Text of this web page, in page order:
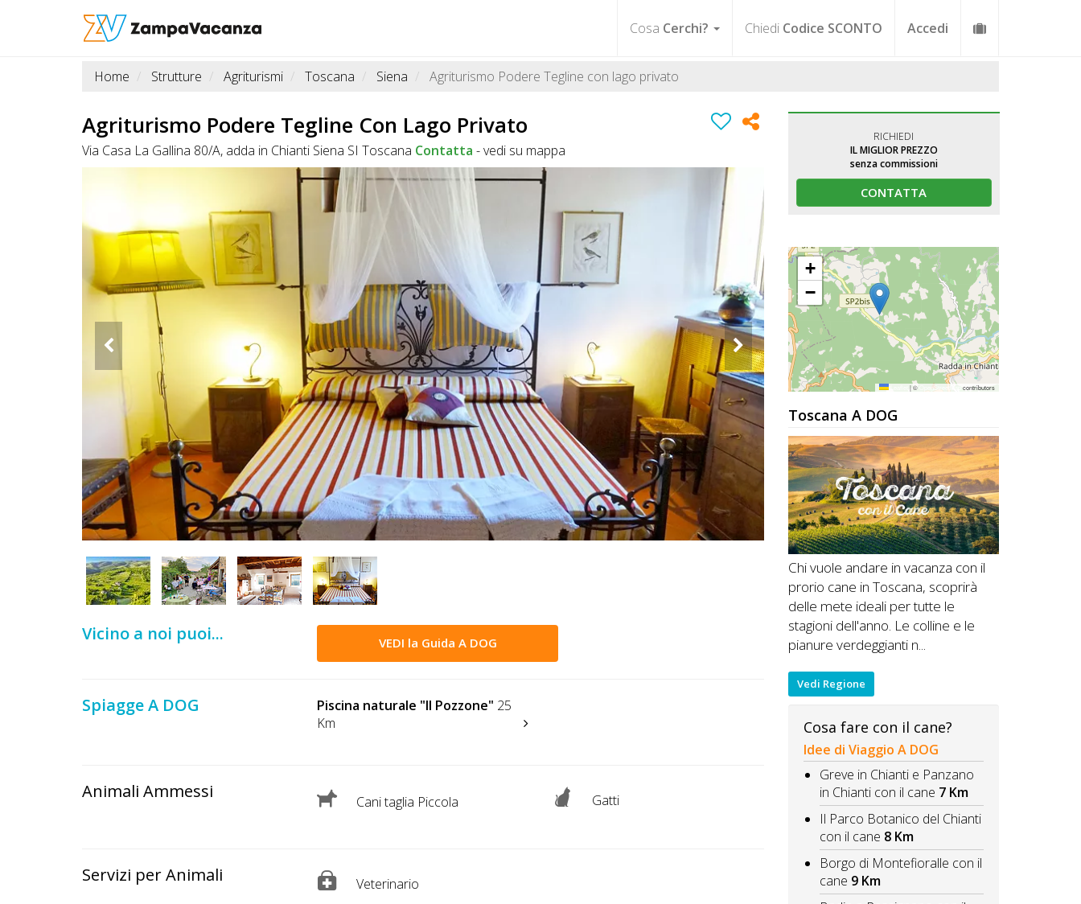
Cosa Cerchi? Chiedi Codice SCONTO Accedi
STRUTTURE
OFFERTE
CHIEDI
CODICE
SCONTO
Lavora
Home Strutture Agriturismi Toscana Siena Agriturismo Podere Tegline con lago privato
Agriturismo Podere Tegline Con Lago Privato
Via Casa La Gallina 80/A, adda in Chianti Siena SI Toscana Contatta -vedi su mappa
Vicino a noi puoi... VEDI la Guida A DOG
Spiagge A DOG Piscina naturale "Il Pozzone" 25
Km
Animali Ammessi Cani taglia Piccola Gatti
Servizi per Animali Veterinario
RICHIEDI
IL MIGLIOR PREZZO
senza commissioni
CONTATTA
+
−
|© OpenStreetMap contributors
Toscana A DOG
Chi vuole andare in vacanza con il
prorio cane in Toscana, scoprirà
delle mete ideali per tutte le
stagioni dell'anno. Le colline e le
pianure verdeggianti n...
Vedi Regione
Cosa fare con il cane?
Idee di Viaggio A DOG
Greve in Chianti e Panzano
in Chianti con il cane 7 Km
Il Parco Botanico del Chianti
con il cane 8 Km
Borgo di Montefioralle con il
cane 9 Km